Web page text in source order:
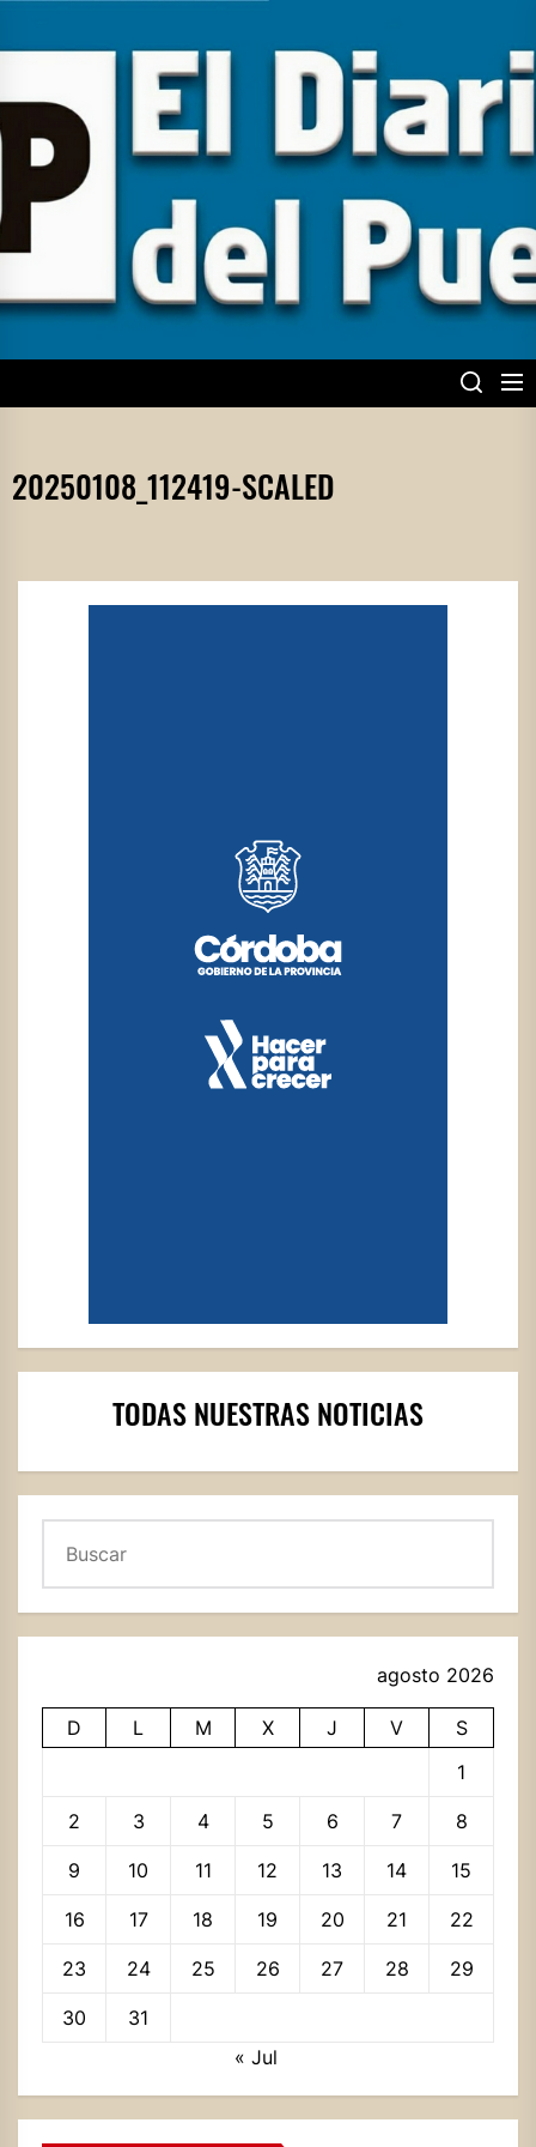
content
EL DIARIO DEL
PUEBLO
20250108_112419-SCALED
TODAS NUESTRAS NOTICIAS
agosto 2026
D L M X J V
S
1
2 3 4 5 6 7 8
9 10 11 12 13 14 15
16 17 18 19 20 21 22
23 24 25 26 27 28 29
30
31
« Jul